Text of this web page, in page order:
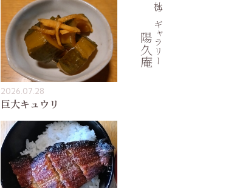
杜のギャラリー
陽久庵
2026.07.28
巨大キュウリ